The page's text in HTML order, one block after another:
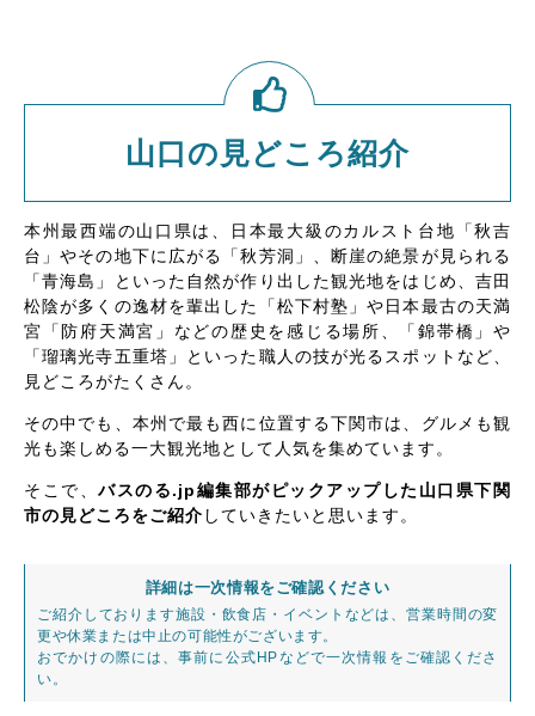
山口の見どころ紹介
本州最西端の山口県は、日本最大級のカルスト台地「秋吉
台」やその地下に広がる「秋芳洞」、断崖の絶景が見られる
「青海島」といった自然が作り出した観光地をはじめ、吉田
松陰が多くの逸材を輩出した「松下村塾」や日本最古の天満
宮「防府天満宮」などの歴史を感じる場所、「錦帯橋」や
「瑠璃光寺五重塔」といった職人の技が光るスポットなど、
見どころがたくさん。
その中でも、本州で最も西に位置する下関市は、グルメも観
光も楽しめる一大観光地として人気を集めています。
そこで、バスのる.jp編集部がピックアップした山口県下関
市の見どころをご紹介 していきたいと思います。
詳細は一次情報をご確認ください
ご紹介しております施設・飲食店・イベントなどは、営業時間の変
更や休業または中止の可能性がございます。
おでかけの際には、事前に公式HPなどで一次情報をご確認くださ
い。